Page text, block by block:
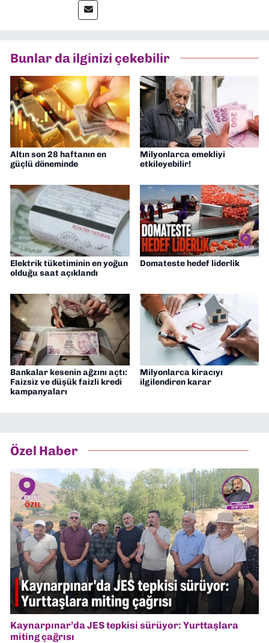
editörlük görevini de üstleniyorum.
Bunlar da ilginizi çekebilir
Altın son 28 haftanın en
güçlü döneminde
Milyonlarca emekliyi
etkileyebilir!
Elektrik tüketiminin en yoğun
olduğu saat açıklandı
Domateste hedef liderlik
Bankalar kesenin ağzını açtı:
Faizsiz ve düşük faizli kredi
kampanyaları
Milyonlarca kiracıyı
ilgilendiren karar
Özel Haber
Kaynarpınar’da JES tepkisi sürüyor: Yurttaşlara
miting çağrısı